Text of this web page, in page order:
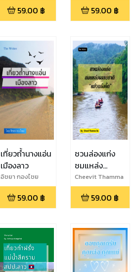
59.00 ฿ 59.00 ฿
เที่ยวถ้ำนางแอ่น
เมืองลาว
อิชยา กองไชย
59.00 ฿
ชวนล่องแก่ง
ชมแหล่ง
ธรรมชาติ “ แอ่ว
แก่งกึ้ด”
Cheevit Thamma
Da
59.00 ฿